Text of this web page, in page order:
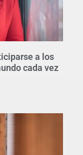
a los
cada vez